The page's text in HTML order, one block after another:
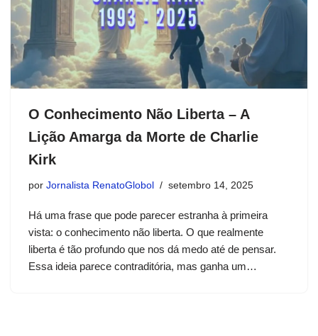
O Conhecimento Não Liberta – A
Lição Amarga da Morte de Charlie
Kirk
por Jornalista RenatoGlobol setembro 14, 2025
Há uma frase que pode parecer estranha à primeira
vista: o conhecimento não liberta. O que realmente
liberta é tão profundo que nos dá medo até de pensar.
Essa ideia parece contraditória, mas ganha um…